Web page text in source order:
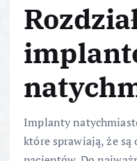
Implanty
które sprawiają, że